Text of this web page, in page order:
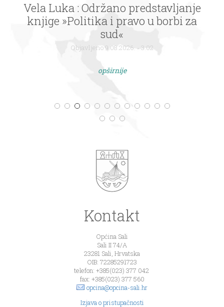
Vela Luka : Održano predstavljanje
knjige »Politika i pravo u borbi za
sud«
Objavljeno 9.08.2026. - 3:02
opširnije
Kontakt
Općina Sali
Sali II 74/A
23281 Sali, Hrvatska
OIB: 72285291723
telefon: +385(023) 377 042
fax: +385(023) 377 560
opcina@opcina-sali.hr
Izjava o pristupačnosti